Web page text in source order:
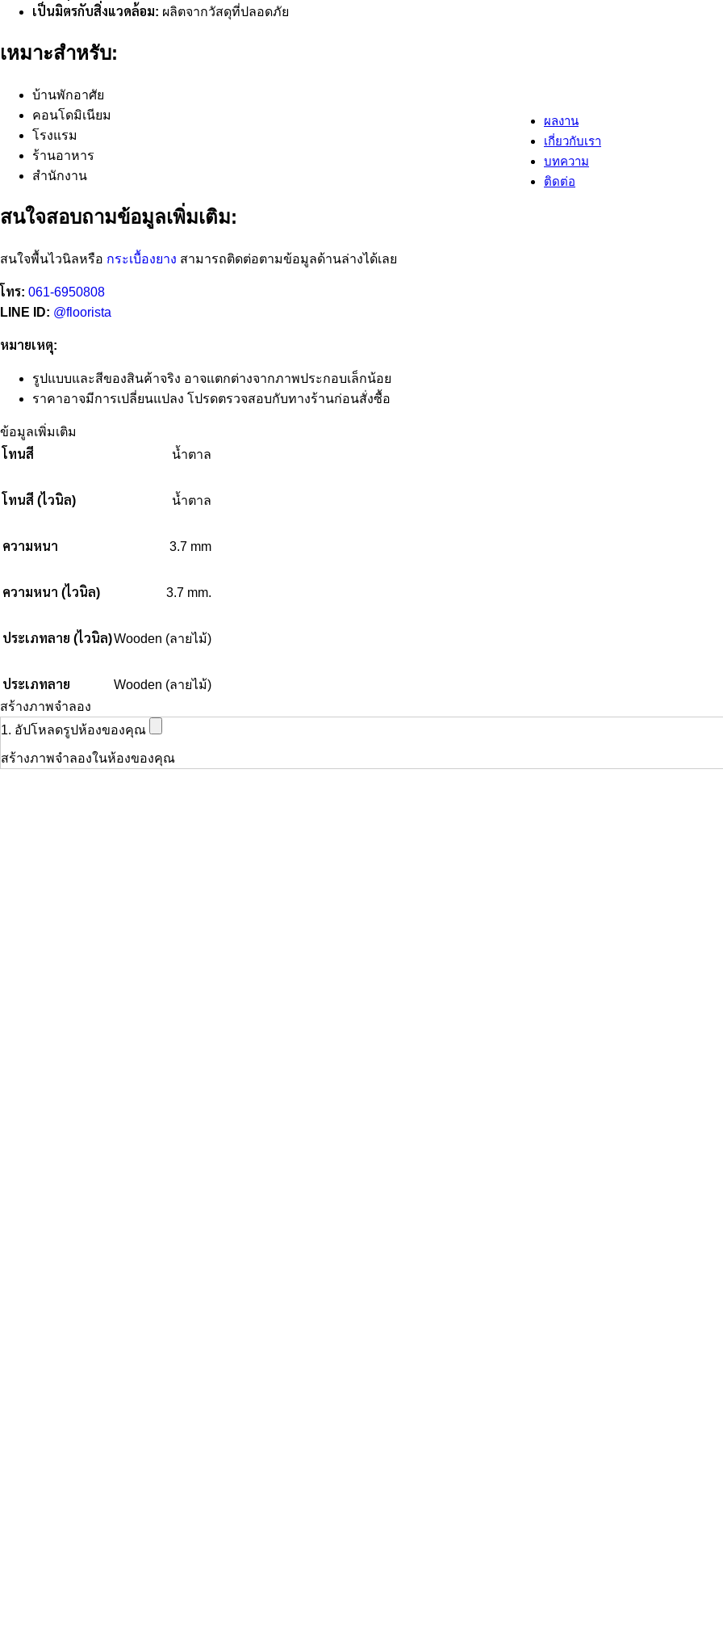
ผลงาน
เกี่ยวกับเรา
บทความ
ติดต่อ
เป็นมิตรกับสิ่งแวดล้อม: ผลิตจากวัสดุที่ปลอดภัย
เหมาะสำหรับ:
บ้านพักอาศัย
คอนโดมิเนียม
โรงแรม
ร้านอาหาร
สำนักงาน
สนใจสอบถามข้อมูลเพิ่มเติม:
สนใจพื้นไวนิลหรือ กระเบื้องยาง สามารถติดต่อตามข้อมูลด้านล่างได้เลย
โทร: 061-6950808
LINE ID: @floorista
หมายเหตุ:
รูปแบบและสีของสินค้าจริง อาจแตกต่างจากภาพประกอบเล็กน้อย
ราคาอาจมีการเปลี่ยนแปลง โปรดตรวจสอบกับทางร้านก่อนสั่งซื้อ
ข้อมูลเพิ่มเติม
โทนสี
น้ำตาล
โทนสี (ไวนิล) น้ำตาล
ความหนา 3.7 mm
ความหนา (ไวนิล) 3.7 mm.
ประเภทลาย (ไวนิล)Wooden (ลายไม้)
ประเภทลาย
Wooden (ลายไม้)
สร้างภาพจำลอง
1. อัปโหลดรูปห้องของคุณ
สร้างภาพจำลองในห้องของคุณ